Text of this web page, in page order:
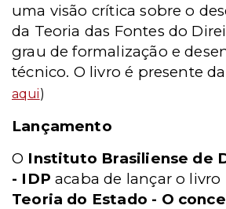
uma visão crítica sobre o
da Teoria das Fontes do
grau de formalização e
técnico. O livro é presente
aqui)
Lançamento
O Instituto Brasiliense de
- IDP acaba de lançar o livro
Teoria do Estado - O